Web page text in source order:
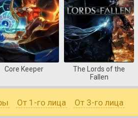
Core Keeper
The Lords of the
Fallen
От 1-го лица От 3-го лица